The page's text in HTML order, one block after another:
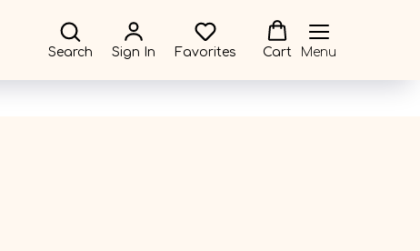
Search Sign In Favorites Cart Menu